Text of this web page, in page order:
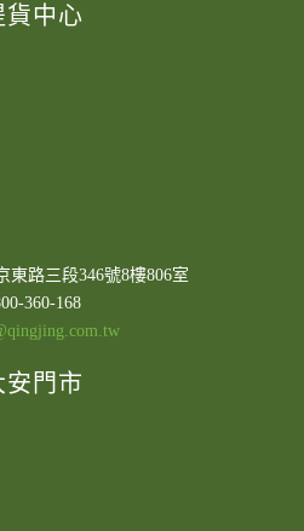
貨中心
東路三段346號8樓806室
360-168
安門市